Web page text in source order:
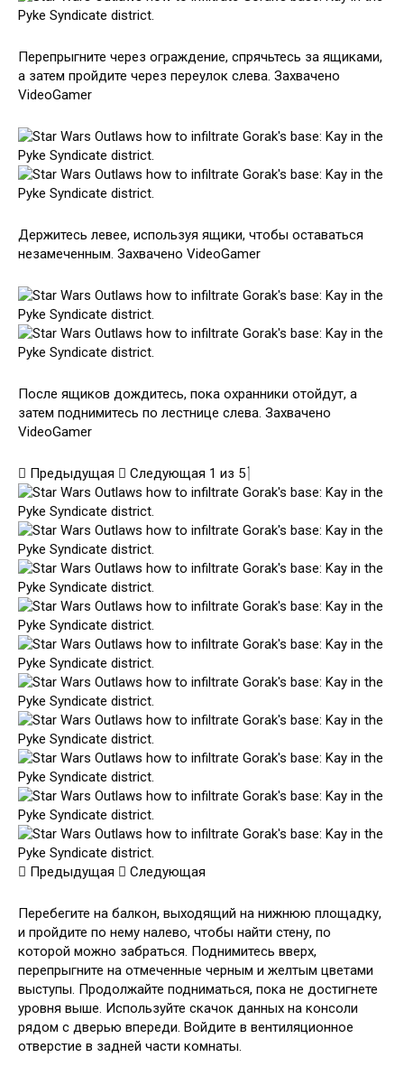
Перепрыгните через ограждение, спрячьтесь за ящиками,
а затем пройдите через переулок слева. Захвачено
VideoGamer
Держитесь левее, используя ящики, чтобы оставаться
незамеченным. Захвачено VideoGamer
После ящиков дождитесь, пока охранники отойдут, а
затем поднимитесь по лестнице слева. Захвачено
VideoGamer
Предыдущая Следующая 1 из 5
Предыдущая Следующая
Перебегите на балкон, выходящий на нижнюю площадку,
и пройдите по нему налево, чтобы найти стену, по
которой можно забраться. Поднимитесь вверх,
перепрыгните на отмеченные черным и желтым цветами
выступы. Продолжайте подниматься, пока не достигнете
уровня выше. Используйте скачок данных на консоли
рядом с дверью впереди. Войдите в вентиляционное
отверстие в задней части комнаты.